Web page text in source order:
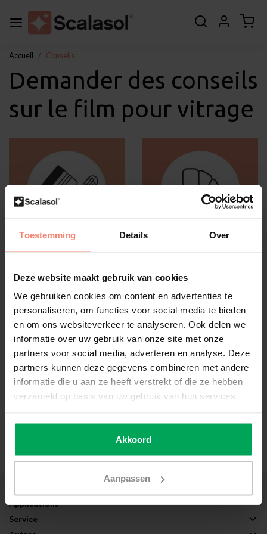
Toestemming Details Over
Deze website maakt gebruik van cookies
We gebruiken cookies om content en advertenties te
personaliseren, om functies voor social media te bieden
en om ons websiteverkeer te analyseren. Ook delen we
informatie over uw gebruik van onze site met onze
partners voor social media, adverteren en analyse. Deze
partners kunnen deze gegevens combineren met andere
informatie die u aan ze heeft verstrekt of die ze hebben
verzameld op basis van uw gebruik van hun services.
Akkoord
Aanpassen
Accueil Conseils
Demander des conseils
sur le film pour vitrage
pour film de vitrage
vitrage
Applications
Service